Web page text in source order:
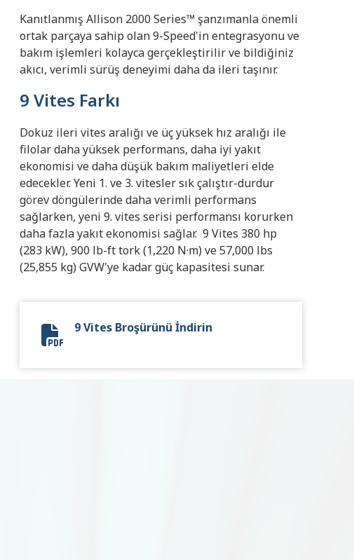
Kanıtlanmış Allison 2000 Series™ şanzımanla önemli
ortak parçaya sahip olan 9-Speed'in entegrasyonu ve
bakım işlemleri kolayca gerçekleştirilir ve bildiğiniz
akıcı, verimli sürüş deneyimi daha da ileri taşınır.
9 Vites Farkı
Dokuz ileri vites aralığı ve üç yüksek hız aralığı ile
filolar daha yüksek performans, daha iyi yakıt
ekonomisi ve daha düşük bakım maliyetleri elde
edecekler. Yeni 1. ve 3. vitesler sık çalıştır-durdur
görev döngülerinde daha verimli performans
sağlarken, yeni 9. vites serisi performansı korurken
daha fazla yakıt ekonomisi sağlar. 9 Vites 380 hp
(283 kW), 900 lb-ft tork (1,220 N·m) ve 57,000 lbs
(25,855 kg) GVW'ye kadar güç kapasitesi sunar.
9-Speed Brochure
9 Vites Broşürünü İndirin